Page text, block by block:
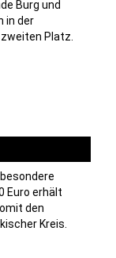
Burg und
in der
Platz.
Euro erhält
den
Kreis.